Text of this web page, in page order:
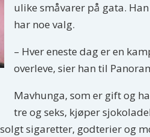
ulike småvarer på gata.
har noe valg.
– Hver eneste dag er en
overleve, sier han til
Mavhunga, som er gift og
tre og seks, kjøper
sigaretter, godterier og